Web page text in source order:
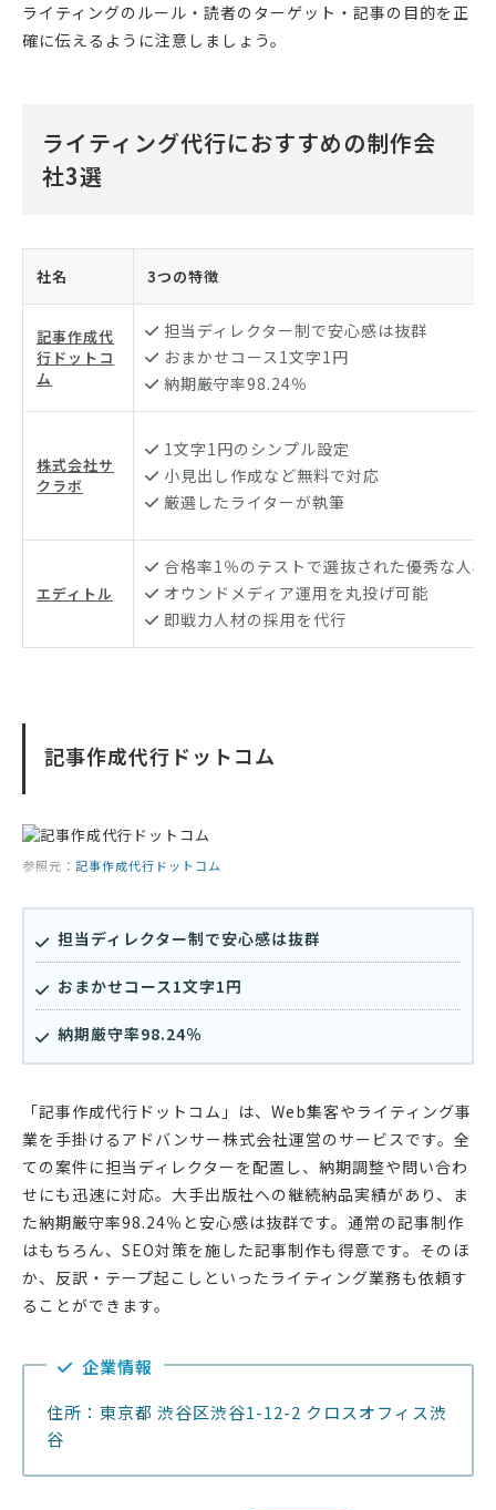
ライティングのルール・読者のターゲット・記事の目的を正
確に伝えるように注意しましょう。
ライティング代行におすすめの制作会
社3選
社名 3つの特徴
記事作成代
行ドットコ
ム
担当ディレクター制で安心感は抜群
おまかせコース1文字1円
納期厳守率98.24％
株式会社サ
クラボ
1文字1円のシンプル設定
小見出し作成など無料で対応
厳選したライターが執筆
エディトル
合格率1％のテストで選抜された優秀な人材
オウンドメディア運用を丸投げ可能
即戦力人材の採用を代行
記事作成代行ドットコム
参照元： 記事作成代行ドットコム
担当ディレクター制で安心感は抜群
おまかせコース1文字1円
納期厳守率98.24％
「記事作成代行ドットコム」は、Web集客やライティング事
業を手掛けるアドバンサー株式会社運営のサービスです。全
ての案件に担当ディレクターを配置し、納期調整や問い合わ
せにも迅速に対応。大手出版社への継続納品実績があり、ま
た納期厳守率98.24％と安心感は抜群です。通常の記事制作
はもちろん、SEO対策を施した記事制作も得意です。そのほ
か、反訳・テープ起こしといったライティング業務も依頼す
ることができます。
企業情報
住所：東京都 渋谷区渋谷1-12-2 クロスオフィス渋
谷